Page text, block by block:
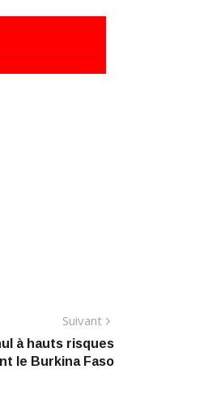
Suivant
à hauts risques
le Burkina Faso